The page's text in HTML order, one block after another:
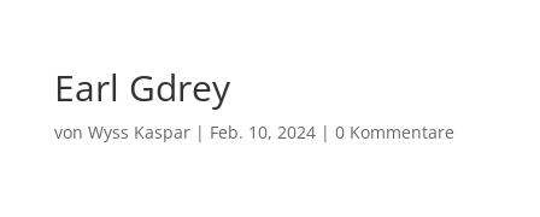
Earl Gdrey
von Wyss Kaspar| Feb. 10, 2024| 0 Kommentare